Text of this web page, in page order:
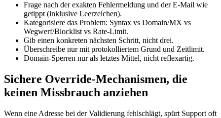
Frage nach der exakten Fehlermeldung und der E‑Mail wie
getippt (inklusive Leerzeichen).
Kategorisiere das Problem: Syntax vs Domain/MX vs
Wegwerf/Blocklist vs Rate‑Limit.
Gib einen konkreten nächsten Schritt, nicht drei.
Überschreibe nur mit protokolliertem Grund und Zeitlimit.
Domain‑Sperren nur als letztes Mittel, nicht reflexartig.
Sichere Override‑Mechanismen, die
keinen Missbrauch anziehen
Wenn eine Adresse bei der Validierung fehlschlägt, spürt Support oft